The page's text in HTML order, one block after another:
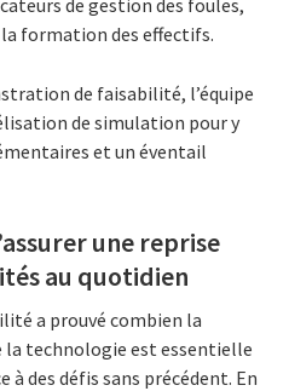
de gestion des foules,
formation des effectifs.
de faisabilité, l’équipe
de simulation pour y
et un éventail
une reprise
au quotidien
a prouvé combien la
la technologie est essentielle
à des défis sans précédent. En